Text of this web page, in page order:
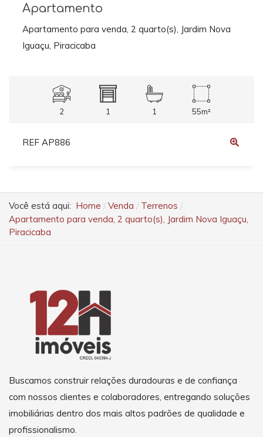
Apartamento
Apartamento para venda, 2 quarto(s), Jardim Nova
Iguaçu, Piracicaba
2 1 1 55m²
REF AP886
Você está aqui: Home Venda
Terrenos
Apartamento para venda, 2 quarto(s), Jardim Nova Iguaçu,
Piracicaba
Buscamos construir relações duradouras e de confiança
com nossos clientes e colaboradores, entregando soluções
imobiliárias dentro dos mais altos padrões de qualidade e
profissionalismo.